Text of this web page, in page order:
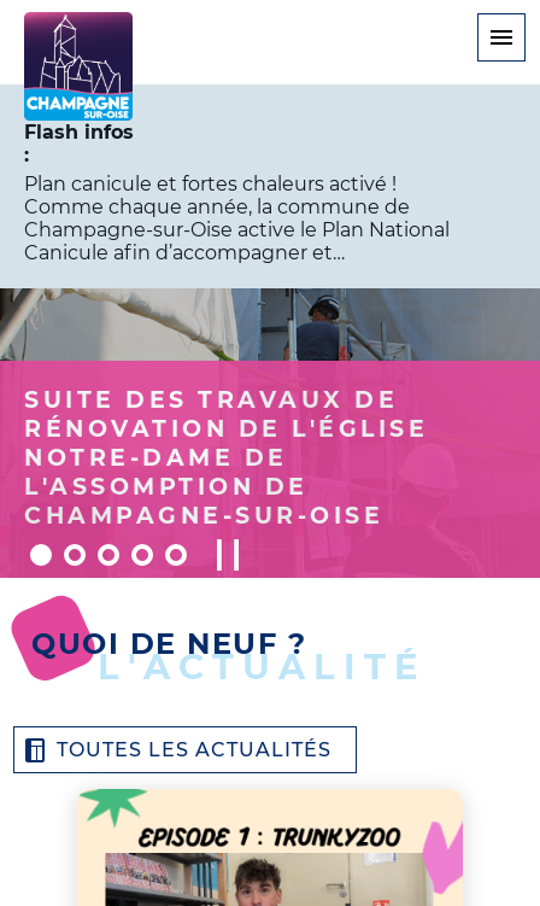
Flash infos
Plan canicule et fortes chaleurs activé !
Comme chaque année, la commune de
Champagne-sur-Oise active le Plan National
Canicule afin d’accompagner et…
SUITE DES TRAVAUX DE
RÉNOVATION DE L'ÉGLISE
NOTRE-DAME DE
L'ASSOMPTION DE
CHAMPAGNE-SUR-OISE
QUOI DE NEUF ?
L'ACTUALITÉ
TOUTES LES ACTUALITÉS